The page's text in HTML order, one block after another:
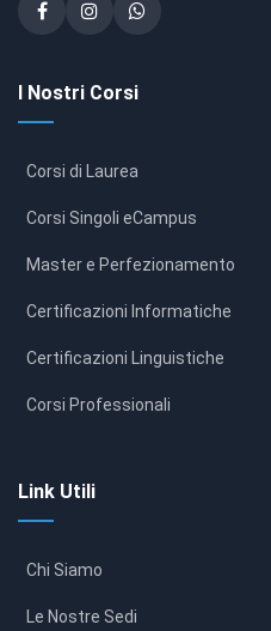
I Nostri Corsi
Corsi di Laurea
Corsi Singoli eCampus
Master e Perfezionamento
Certificazioni Informatiche
Certificazioni Linguistiche
Corsi Professionali
Link Utili
Chi Siamo
Le Nostre Sedi